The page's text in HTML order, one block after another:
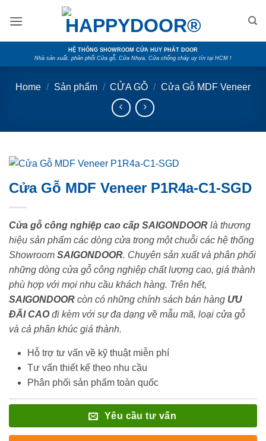
HỆ THỐNG SHOWROOM CỬA HUY PHÁT DOOR
Nhà sản xuất, phân phối Cửa gỗ, Cửa Nhựa, Cửa chống cháy uy tín tại HCM !
Home / Sản phẩm / CỬA GỖ / Cửa Gỗ MDF Veneer
Cửa Gỗ MDF Veneer P1R4a-C1-SGD
Cửa gỗ công nghiệp cao cấp SAIGONDOOR là thương
hiệu sản phẩm các dòng cửa trong một chuỗi các hệ thống
Showroom SAIGONDOOR. Chuyên sản xuất và phân phối
những dòng cửa gỗ công nghiệp chất lượng cao, giá thành
phù hợp với mọi nhu cầu khách hàng. Trên hết,
SAIGONDOOR còn có những chính sách bán hàng ƯU
ĐÃI CAOđi kèm với sự đa dạng về mẫu mã, loại cửa gỗ
và cả phân khúc giá thành.
Hỗ trợ tư vấn về kỹ thuật miễn phí
Tư vấn thiết kế theo nhu cầu
Phân phối sản phẩm toàn quốc
Yêu cầu tư vấn